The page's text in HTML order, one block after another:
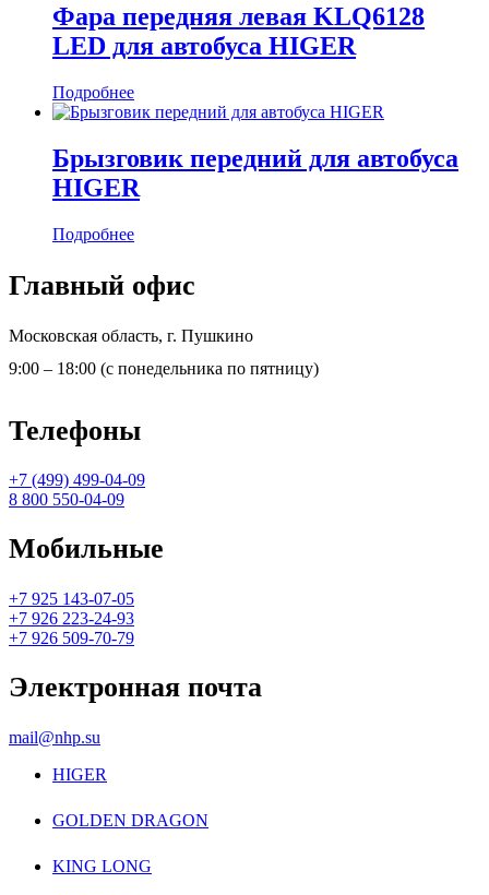
Фара передняя левая KLQ6128
LED для автобуса HIGER
Подробнее
Брызговик передний для автобуса
HIGER
Подробнее
Главный офис
Московская область, г. Пушкино
9:00 – 18:00 (с понедельника по пятницу)
Телефоны
+7 (499) 499-04-09
8 800 550-04-09
Мобильные
+7 925 143-07-05
+7 926 223-24-93
+7 926 509-70-79
Электронная почта
mail@nhp.su
HIGER
GOLDEN DRAGON
KING LONG